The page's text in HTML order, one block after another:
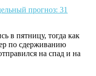
прогноз: 31
в пятницу, тогда как
по сдерживанию
на спад и на